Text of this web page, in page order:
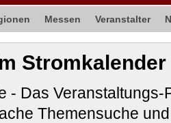
Messen Veranstalter
Stromkalender
- Das Veranstaltungs-
Themensuche